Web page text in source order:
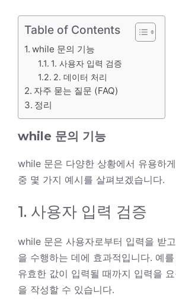
Table of Contents
while 문의 기능
1. 사용자 입력 검증
2. 데이터 처리
자주 묻는 질문 (FAQ)
정리
while 문의 기능
while 문은 다양한 상황에서 유용하
중 몇 가지 예시를 살펴보겠습니다.
1. 사용자 입력 검증
while 문은 사용자로부터 입력을 받
을 수행하는 데에 효과적입니다. 예
유효한 값이 입력될 때까지 입력을
을 작성할 수 있습니다.